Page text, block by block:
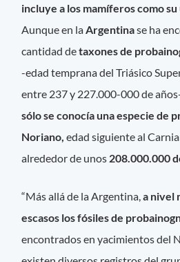
incluye a los mamíferos como
Aunque en la Argentinase ha
cantidad detaxones de
-edad temprana del Triásico
entre 237 y 227.000-000 de
sólo se conocía una especie de
Noriano, edad siguiente al
alrededor de unos 208.000.000
“Más allá de la Argentina,a nivel
escasos los fósiles de
encontrados en yacimientos del